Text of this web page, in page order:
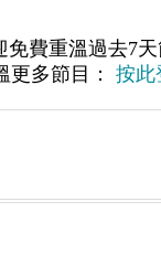
免費重溫過去7
更多節目：按此